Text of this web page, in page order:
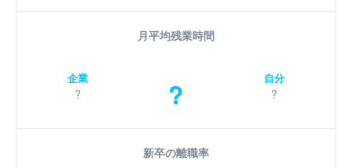
月平均残業時間
企業
? ? 自分
?
新卒の離職率